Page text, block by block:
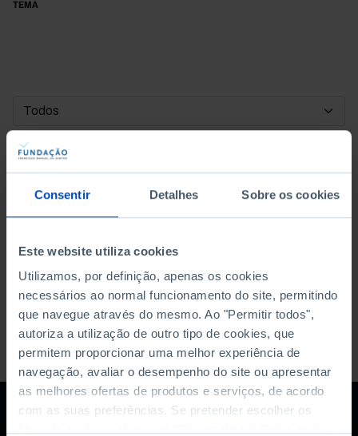
Consentir Detalhes Sobre os cookies
Este website utiliza cookies
Utilizamos, por definição, apenas os cookies
necessários ao normal funcionamento do site, permitindo
que navegue através do mesmo. Ao "Permitir todos",
autoriza a utilização de outro tipo de cookies, que
permitem proporcionar uma melhor experiência de
navegação, avaliar o desempenho do site ou apresentar
as melhores ofertas de produtos e serviços, de acordo
com as suas preferências. Se pretender escolher os
TEMA
DATA DE INÍCIO
DATA DE FIM